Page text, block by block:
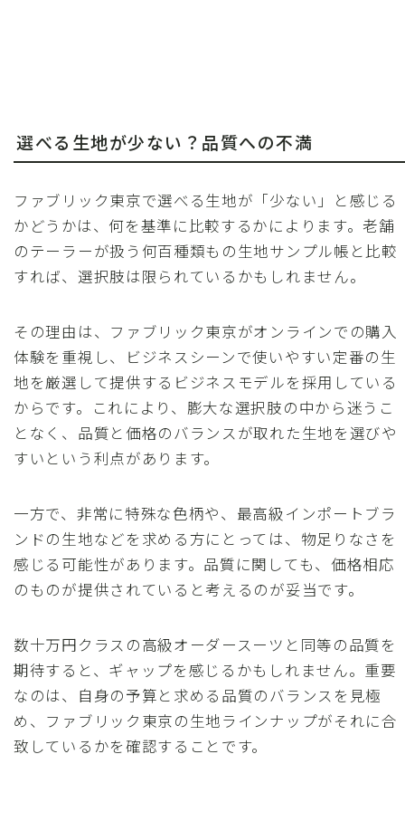
選べる生地が少ない？品質への不満
ファブリック東京で選べる生地が「少ない」と感じる
かどうかは、何を基準に比較するかによります。老舗
のテーラーが扱う何百種類もの生地サンプル帳と比較
すれば、選択肢は限られているかもしれません。
その理由は、ファブリック東京がオンラインでの購入
体験を重視し、ビジネスシーンで使いやすい定番の生
地を厳選して提供するビジネスモデルを採用している
からです。これにより、膨大な選択肢の中から迷うこ
となく、品質と価格のバランスが取れた生地を選びや
すいという利点があります。
一方で、非常に特殊な色柄や、最高級インポートブラ
ンドの生地などを求める方にとっては、物足りなさを
感じる可能性があります。品質に関しても、価格相応
のものが提供されていると考えるのが妥当です。
数十万円クラスの高級オーダースーツと同等の品質を
期待すると、ギャップを感じるかもしれません。重要
なのは、自身の予算と求める品質のバランスを見極
め、ファブリック東京の生地ラインナップがそれに合
致しているかを確認することです。